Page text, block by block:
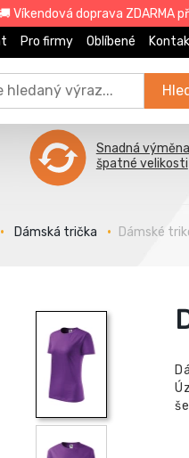
🚚 Víkendová doprava ZDARMA
Pro firmy Oblíbené
Snadná výměna
špatné velikosti
Dámská trička Dámské